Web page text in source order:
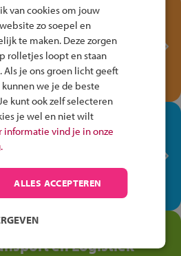
je kennis met het
Veilig
het Fiets Veilig Verkeersspel
een Cortina-fiets!
winkel ben je op je
winkelvloer, waar elke dag
is!
talent in de
en Logistiek
van cookies om jouw
zo soepel en
te maken. Deze zorgen
rolletjes loopt en staan
Als je ons groen licht geeft
we je de beste
kunt ook zelf selecteren
je wel en niet wilt
informatie vind je in onze
ALLES ACCEPTEREN